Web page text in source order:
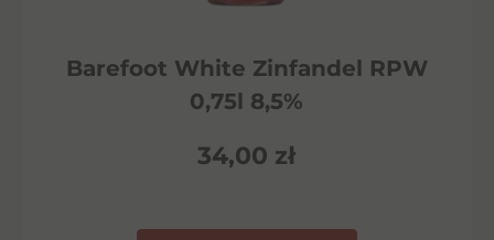
Barefoot White Zinfandel RPW
0,75l 8,5%
34,00 zł